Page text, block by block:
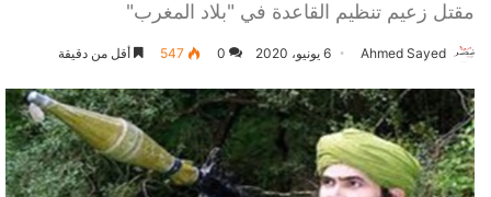
مقتل زعيم تنظيم القاعدة في "بلاد المغرب"
Ahmed Sayed 6 يونيو، 2020 0
547 أقل من دقيقة